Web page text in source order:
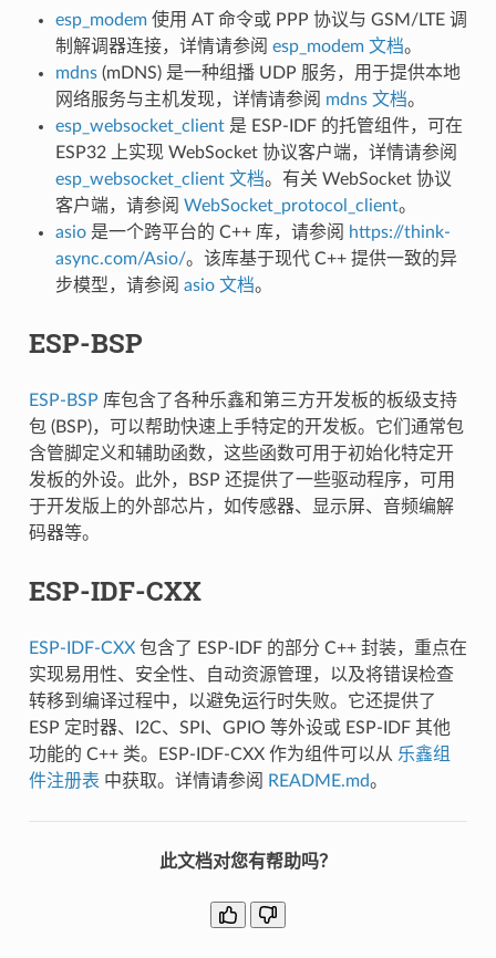
esp_modem使用 AT 命令或 PPP 协议与 GSM/LTE 调
制解调器连接，详情请参阅 esp_modem 文档。
mdns(mDNS) 是一种组播 UDP 服务，用于提供本地
网络服务与主机发现，详情请参阅 mdns 文档。
esp_websocket_client是 ESP-IDF 的托管组件，可在
ESP32 上实现 WebSocket 协议客户端，详情请参阅
esp_websocket_client 文档。有关 WebSocket 协议
客户端，请参阅 WebSocket_protocol_client。
asio是一个跨平台的 C++ 库，请参阅 https://think-
async.com/Asio/。该库基于现代 C++ 提供一致的异
步模型，请参阅 asio 文档。
ESP-BSP
ESP-BSP 库包含了各种乐鑫和第三方开发板的板级支持
包 (BSP)，可以帮助快速上手特定的开发板。它们通常包
含管脚定义和辅助函数，这些函数可用于初始化特定开
发板的外设。此外，BSP 还提供了一些驱动程序，可用
于开发版上的外部芯片，如传感器、显示屏、音频编解
码器等。
ESP-IDF-CXX
ESP-IDF-CXX包含了 ESP-IDF 的部分 C++ 封装，重点在
实现易用性、安全性、自动资源管理，以及将错误检查
转移到编译过程中，以避免运行时失败。它还提供了
ESP 定时器、I2C、SPI、GPIO 等外设或 ESP-IDF 其他
功能的 C++ 类。ESP-IDF-CXX 作为组件可以从 乐鑫组
件注册表 中获取。详情请参阅 README.md。
此文档对您有帮助吗？